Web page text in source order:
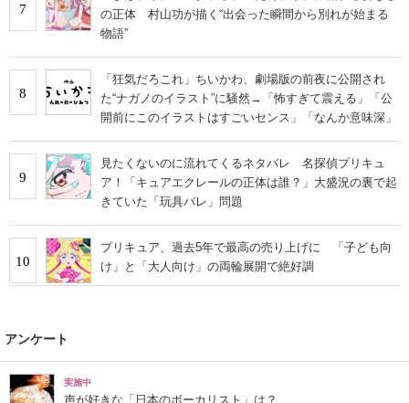
7
の正体 村山功が描く“出会った瞬間から別れが始まる
物語”
8
「狂気だろこれ」ちいかわ、劇場版の前夜に公開され
た“ナガノのイラスト”に騒然→「怖すぎて震える」「公
開前にこのイラストはすごいセンス」「なんか意味深」
9
見たくないのに流れてくるネタバレ 名探偵プリキュ
ア！「キュアエクレールの正体は誰？」大盛況の裏で起
きていた「玩具バレ」問題
10
プリキュア、過去5年で最高の売り上げに 「子ども向
け」と「大人向け」の両輪展開で絶好調
アンケート
実施中
声が好きな「日本のボーカリスト」は？